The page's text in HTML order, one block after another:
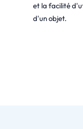
et la facilité
d'un objet.